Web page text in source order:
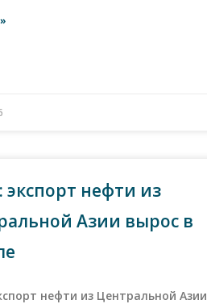
экспорт нефти из
Азии вырос в
нефти из Центральной Азии